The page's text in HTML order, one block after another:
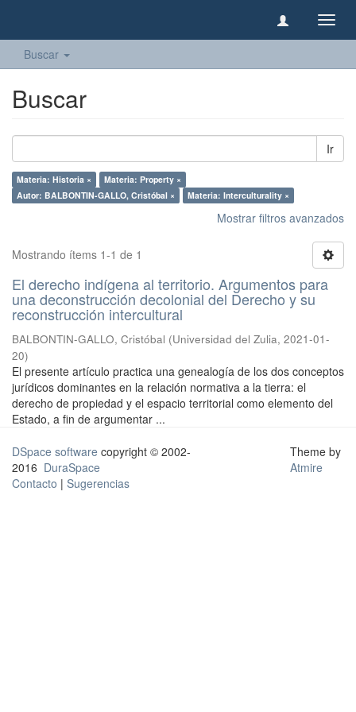
Buscar
Buscar
Ir
Materia: Historia ×
Materia: Property ×
Autor: BALBONTIN-GALLO, Cristóbal ×
Materia: Interculturality ×
Mostrar filtros avanzados
Mostrando ítems 1-1 de 1
El derecho indígena al territorio. Argumentos para
una deconstrucción decolonial del Derecho y su
reconstrucción intercultural
BALBONTIN-GALLO, Cristóbal (Universidad del Zulia, 2021-01-
20)
El presente artículo practica una genealogía de los dos conceptos
jurídicos dominantes en la relación normativa a la tierra: el
derecho de propiedad y el espacio territorial como elemento del
Estado, a fin de argumentar ...
DSpace software copyright © 2002-
2016 DuraSpace
Contacto | Sugerencias
Theme by
Atmire